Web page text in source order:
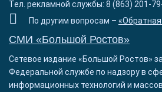
Тел. рекламной службы: 8 (863) 201-
По другим вопросам –
СМИ «Большой Ростов»
Сетевое издание «Большой Ростов»
Федеральной службе по надзору в
информационных технологий и